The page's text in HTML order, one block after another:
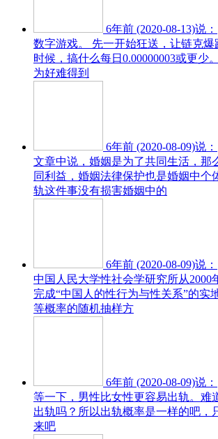
6年前 (2020-08-13)说：
数字游戏。 先一开始狂送，让链克
时候，搞什么每日0.00000003或更少
为好难得到
6年前 (2020-08-09)说：
文章中说，婚姻是为了共同生活，那
同利益，婚姻法律保护也是婚姻中个
轨这件事没有损害婚姻中的
6年前 (2020-08-09)说：
中国人民大学性社会学研究所从2000
完成“中国人的性行为与性关系”的实
等概率的随机抽样方
6年前 (2020-08-09)说：
等一下，男性比女性更容易出轨。难
出轨吗？所以出轨概率是一样的吧，
来吧